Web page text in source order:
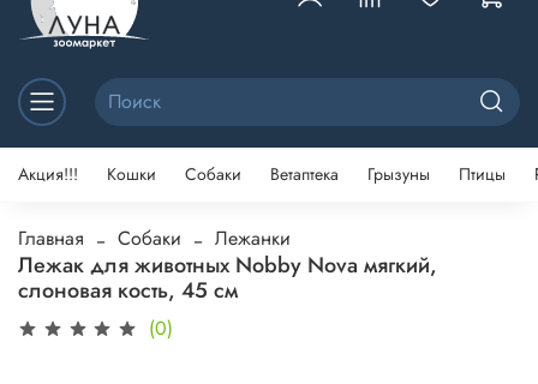
Акция!!! Кошки Собаки Ветаптека Грызуны Птицы
Главная Собаки Лежанки
Лежак для животных Nobby Nova мягкий,
слоновая кость, 45 см
(0)